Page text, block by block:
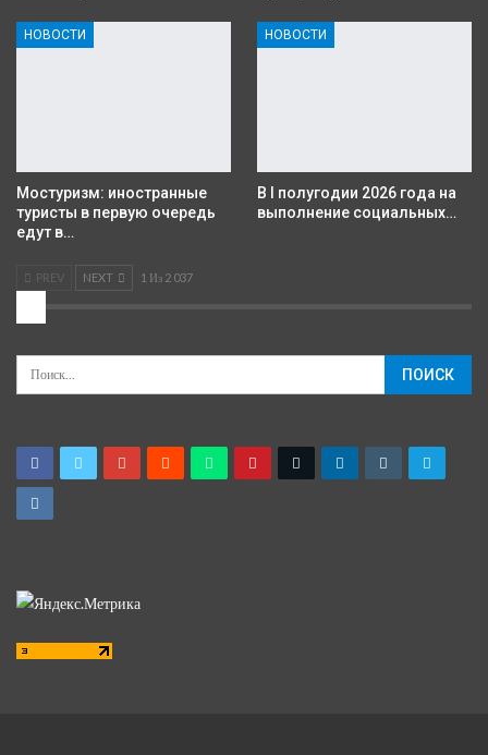
НОВОСТИ
Мостуризм: иностранные
туристы в первую очередь
едут в…
НОВОСТИ
В I полугодии 2026 года на
выполнение социальных…
PREV NEXT 1 Из 2 037